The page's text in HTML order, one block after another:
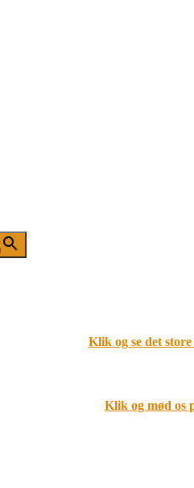
Klik og se det
Klik og mød os